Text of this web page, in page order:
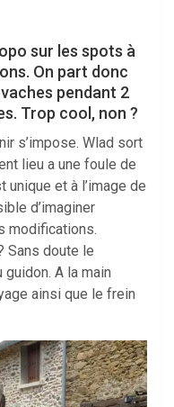
sur les spots à
On part donc
pendant 2
Trop cool, non ?
s’impose. Wlad sort
lieu a une foule de
unique et à l’image de
d’imaginer
modifications.
Sans doute le
A la main
ainsi que le frein